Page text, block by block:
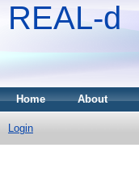
REAL-d
Home About
Login